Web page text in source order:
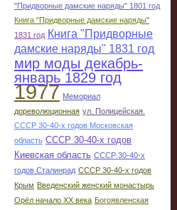
"Придворные дамские наряды" 1801 год
Книга "Придворные дамские наряды"
1831 год Книга "Придворные
дамские наряды" 1831 год
мир моды декабрь-
январь 1829 год
1977 Мемориал
дореволюционная ул. Полицейская.
СССР 30-40-х годов Московская
область СССР 30-40-х годов
Киевская область СССР 30-40-х
годов Сталинрад СССР 30-40-х годов
Крым Введенский женский монастырь
Орёл начало ХХ века Богоявленская